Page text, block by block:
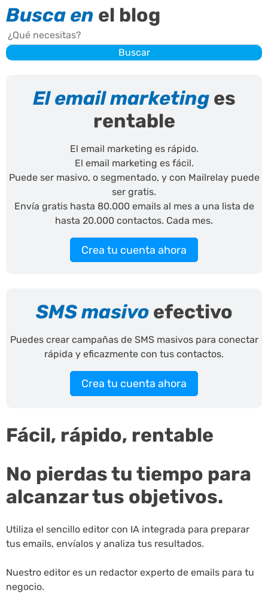
Busca en el blog
Buscar
Buscar
El email marketing es
rentable
El email marketing es rápido.
El email marketing es fácil.
Puede ser masivo, o segmentado, y con Mailrelay puede
ser gratis.
Envía gratis hasta 80.000 emails al mes a una lista de
hasta 20.000 contactos. Cada mes.
Crea tu cuenta ahora
SMS masivoefectivo
Puedes crear campañas de SMS masivos para conectar
rápida y eficazmente con tus contactos.
Crea tu cuenta ahora
Fácil, rápido, rentable
No pierdas tu tiempo para
alcanzar tus objetivos.
Utiliza el sencillo editor con IA integrada para preparar
tus emails, envíalos y analiza tus resultados.
Nuestro editor es un redactor experto de emails para tu
negocio.